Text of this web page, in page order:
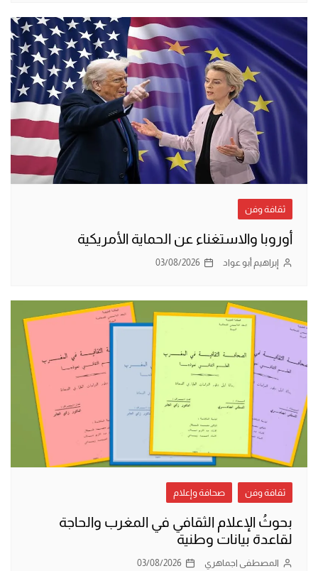
ثقافة وفن
أوروبا والاستغناء عن الحماية الأمريكية
إبراهيم أبو عواد 03/08/2026
ثقافة وفن صحافة وإعلام
بحوثُ الإعلام الثقافي في المغرب والحاجة
لقاعدة بيانات وطنية
المصطفى اجماهري 03/08/2026